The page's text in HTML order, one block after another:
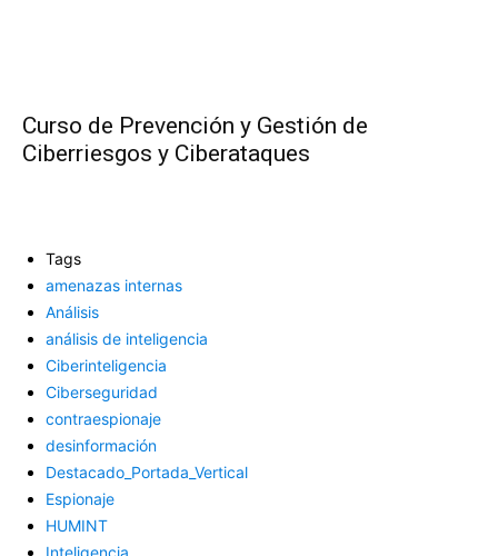
Curso de Prevención y Gestión de
Ciberriesgos y Ciberataques
Tags
amenazas internas
Análisis
análisis de inteligencia
Ciberinteligencia
Ciberseguridad
contraespionaje
desinformación
Destacado_Portada_Vertical
Espionaje
HUMINT
Inteligencia